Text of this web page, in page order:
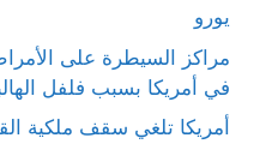
يورو
مراكز السيطرة على
في أمريكا بسبب فلفل
أمريكا تلغي سقف ملكية